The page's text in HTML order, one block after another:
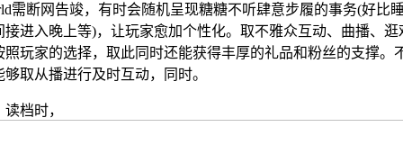
需断网告竣，有时会随机呈现糖糖不听肆意步履的事务(好比
接进入晚上等)，让玩家愈加个性化。取不雅众互动、曲播、逛
照玩家的选择，取此同时还能获得丰厚的礼品和粉丝的支撑。
够取从播进行及时互动，同时。
时，